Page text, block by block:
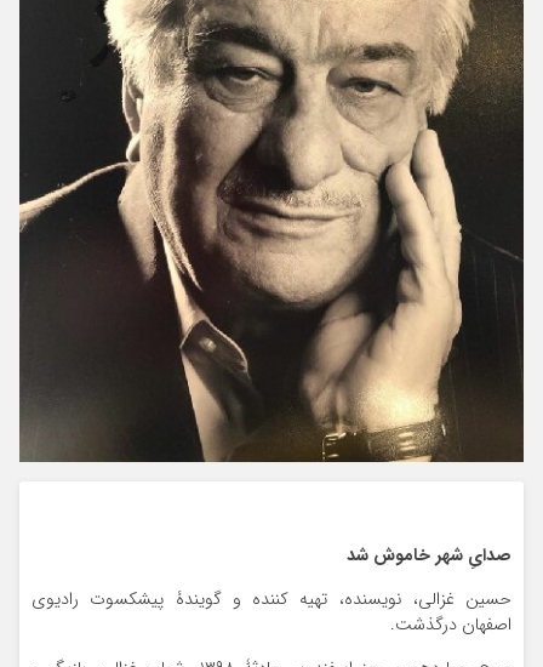
صدایِ شهر خاموش شد
حسین غزالی، نویسنده، تهیه کننده و گویندۀ پیشکسوت رادیوی
اصفهان درگذشت.